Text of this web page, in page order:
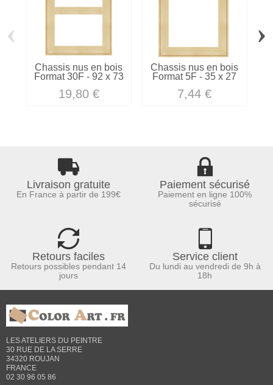
Chassis nus en bois
Format 30F - 92 x 73
19,80 €
Chassis nus en bois
Format 5F - 35 x 27
7,44 €
‹ ›
Livraison gratuite
En France à partir de 199€
Paiement sécurisé
Paiement en ligne 100%
sécurisé
Retours faciles
Retours possibles pendant 14
jours
Service client
Du lundi au vendredi de 9h à
18h
LES ATELIERS DU PEINTRE
30 RUE DE LA SERRE
34320 ROUJAN
FRANCE
02 30 96 05 86